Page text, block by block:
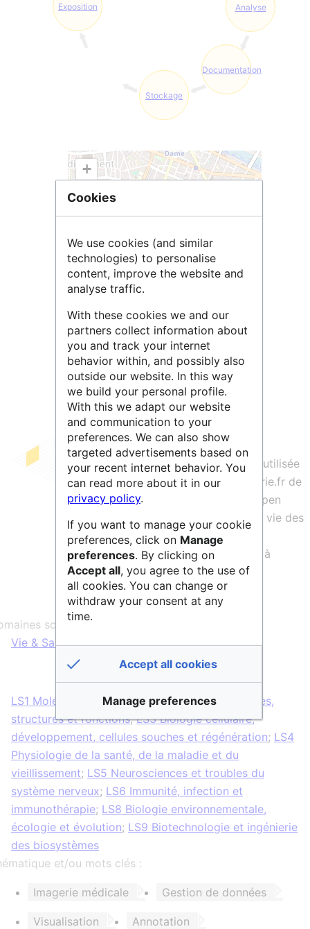
Analyse
Documentation
Stockage
Exposition
+
Leaflet OpenStreetMap
OpenImadis est la plateforme logicielle utilisée
par l'entrepôt de données image cid.curie.fr de
France Bio Imaging. Il s'agit d'un outil open
source, permettant de gérer le cycle de vie des
images de l'acquisition (lien avec les
microscoscopes et metadata associés) à
l'analyse et la publication.
scientifiques :
Vie & Santé
LS1 Molécules de la vie : Mécanismes biologiques,
structures et fonctions;LS3 Biologie cellulaire,
développement, cellules souches et régénération; LS4
Physiologie de la santé, de la maladie et du
vieillissement; LS5 Neurosciences et troubles du
système nerveux; LS6 Immunité, infection et
immunothérapie; LS8 Biologie environnementale,
écologie et évolution; LS9 Biotechnologie et ingénierie
des biosystèmes
et/ou mots clés :
Imagerie médicale Gestion de données
Visualisation Annotation
Cookies
We use cookies (and similar
technologies) to personalise
content, improve the website and
analyse traffic.
With these cookies we and our
partners collect information about
you and track your internet
behavior within, and possibly also
outside our website. In this way
we build your personal profile.
With this we adapt our website
and communication to your
preferences. We can also show
targeted advertisements based on
your recent internet behavior. You
can read more about it in our
privacy policy.
If you want to manage your cookie
preferences, click on Manage
preferences. By clicking on
Accept all, you agree to the use of
all cookies. You can change or
withdraw your consent at any
time.
Accept all cookies
Manage preferences